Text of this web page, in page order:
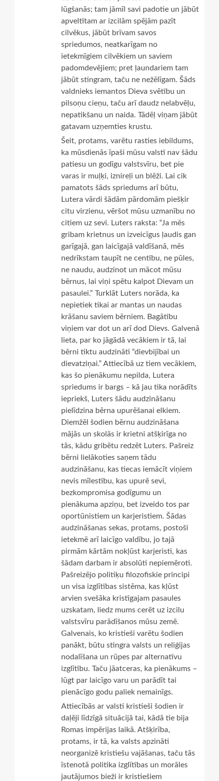
lūgšanās; tam jāmīl savi padotie un jābūt
apveltītam ar izcilām spējām pazīt
cilvēkus, jābūt brīvam savos
spriedumos, neatkarīgam no
ietekmīgiem cilvēkiem un saviem
padomdevējiem; pret ļaundariem tam
jābūt stingram, taču ne nežēlīgam. Šāds
valdnieks iemantos Dieva svētību un
pilsoņu cieņu, taču arī daudz nelabvēļu,
nepatikšanu un naida. Tādēļ viņam jābūt
gatavam uzņemties krustu.
Šeit, protams, varētu rasties iebildums,
ka mūsdienās īpaši mūsu valstī nav šādu
patiesu un godīgu valstsvīru, bet pie
varas ir muļķi, iznireļi un blēži. Lai cik
pamatots šāds spriedums arī būtu,
Lutera vārdi šādām pārdomām piešķir
citu virzienu, vēršot mūsu uzmanību no
citiem uz sevi. Luters raksta: “Ja mēs
gribam krietnus un izveicīgus ļaudis gan
garīgajā, gan laicīgajā valdīšanā, mēs
nedrīkstam taupīt ne centību, ne pūles,
ne naudu, audzinot un mācot mūsu
bērnus, lai viņi spētu kalpot Dievam un
pasaulei.” Turklāt Luters norāda, ka
nepietiek tikai ar mantas un naudas
krāšanu saviem bērniem. Bagātību
viņiem var dot un arī dod Dievs. Galvenā
lieta, par ko jāgādā vecākiem ir tā, lai
bērni tiktu audzināti “dievbijībai un
dievatziņai.” Attiecībā uz tiem vecākiem,
kas šo pienākumu nepilda, Lutera
spriedums ir bargs – kā jau tika norādīts
iepriekš, Luters šādu audzināšanu
pielīdzina bērna upurēšanai elkiem.
Diemžēl šodien bērnu audzināšana
mājās un skolās ir krietni atšķirīga no
tās, kādu gribētu redzēt Luters. Pašreiz
bērni lielākoties saņem tādu
audzināšanu, kas tiecas iemācīt viņiem
nevis mīlestību, kas upurē sevi,
bezkompromisa godīgumu un
pienākuma apziņu, bet izveido tos par
oportūnistiem un karjeristiem. Šādas
audzināšanas sekas, protams, postoši
ietekmē arī laicīgo valdību, jo tajā
pirmām kārtām nokļūst karjeristi, kas
šādam darbam ir absolūti nepiemēroti.
Pašreizējo politiķu filozofiskie principi
un visa izglītības sistēma, kas kļūst
arvien svešāka kristīgajam pasaules
uzskatam, liedz mums cerēt uz izcilu
valstsvīru parādīšanos mūsu zemē.
Galvenais, ko kristieši varētu šodien
panākt, būtu stingra valsts un reliģijas
nodalīšana un rūpes par alternatīvu
izglītību. Taču jāatceras, ka pienākums –
lūgt par laicīgo varu un parādīt tai
pienācīgo godu paliek nemainīgs.
Attiecībās ar valsti kristieši šodien ir
daļēji līdzīgā situācijā tai, kādā tie bija
Romas impērijas laikā. Atšķirība,
protams, ir tā, ka valsts apzināti
neorganizē kristiešu vajāšanas, taču tās
īstenotā politika izglītības un morāles
jautājumos bieži ir kristiešiem